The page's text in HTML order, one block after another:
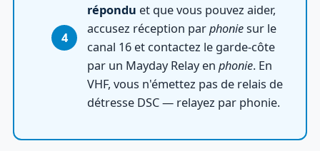
répondu et que vous pouvez aider,
accusez réception parphoniesur le
canal 16 et contactez le garde-côte
par un Mayday Relay en phonie. En
VHF, vous n'émettez pas de relais de
détresse DSC — relayez par phonie.